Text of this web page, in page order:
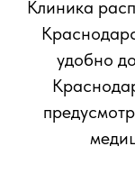
Клиника
удобно